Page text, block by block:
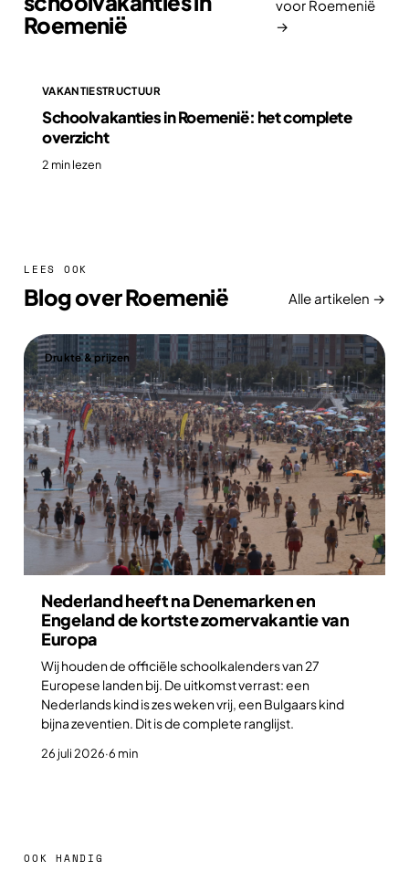
Roemenië
voor Roemenië
→
VAKANTIESTRUCTUUR
Schoolvakanties in Roemenië: het complete
overzicht
2 min lezen
LEES OOK
Blog over Roemenië Alle artikelen →
Drukte & prijzen
Nederland heeft na Denemarken en
Engeland de kortste zomervakantie van
Europa
Wij houden de officiële schoolkalenders van 27
Europese landen bij. De uitkomst verrast: een
Nederlands kind is zes weken vrij, een Bulgaars kind
bijna zeventien. Dit is de complete ranglijst.
26 juli 2026·6 min
OOK HANDIG